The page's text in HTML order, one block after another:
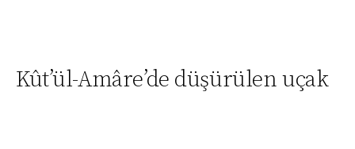
Kût’ül-Amâre’de düşürülen uçak